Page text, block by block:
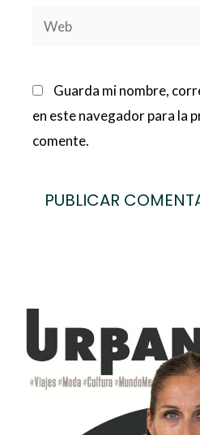
Web
Guarda mi nombre,
en este navegador para la
comente.